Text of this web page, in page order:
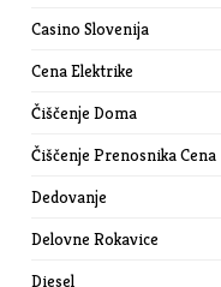
Casino Slovenija
Cena Elektrike
Čiščenje Doma
Čiščenje Prenosnika Cena
Dedovanje
Delovne Rokavice
Diesel